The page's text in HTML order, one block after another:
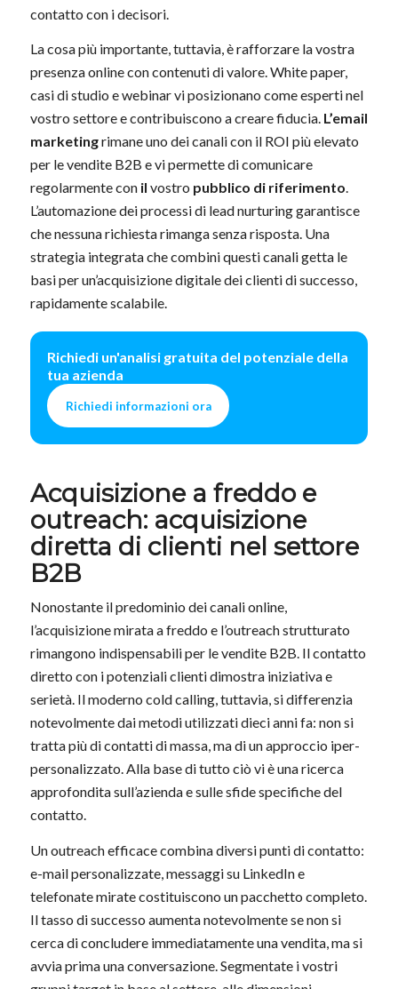
contatto con i decisori.
La cosa più importante, tuttavia, è rafforzare la vostra
presenza online con contenuti di valore. White paper,
casi di studio e webinar vi posizionano come esperti nel
vostro settore e contribuiscono a creare fiducia. L’email
marketingrimane uno dei canali con il ROI più elevato
per le vendite B2B e vi permette di comunicare
regolarmente con il vostro pubblico di riferimento.
L’automazione dei processi di lead nurturing garantisce
che nessuna richiesta rimanga senza risposta. Una
strategia integrata che combini questi canali getta le
basi per un’acquisizione digitale dei clienti di successo,
rapidamente scalabile.
Richiedi un'analisi gratuita del potenziale della
tua azienda
Richiedi informazioni ora
Acquisizione a freddoe
outreach: acquisizione
diretta di clienti nel settore
B2B
Nonostante il predominio dei canali online,
l’acquisizione mirata a freddo e l’outreach strutturato
rimangono indispensabili per le vendite B2B. Il contatto
diretto con i potenziali clienti dimostra iniziativa e
serietà. Il moderno cold calling, tuttavia, si differenzia
notevolmente dai metodi utilizzati dieci anni fa: non si
tratta più di contatti di massa, ma di un approccio iper-
personalizzato. Alla base di tutto ciò vi è una ricerca
approfondita sull’azienda e sulle sfide specifiche del
contatto.
Un outreach efficace combina diversi punti di contatto:
e-mail personalizzate, messaggi su LinkedIn e
telefonate mirate costituiscono un pacchetto completo.
Il tasso di successo aumenta notevolmente se non si
cerca di concludere immediatamente una vendita, ma si
avvia prima una conversazione. Segmentate i vostri